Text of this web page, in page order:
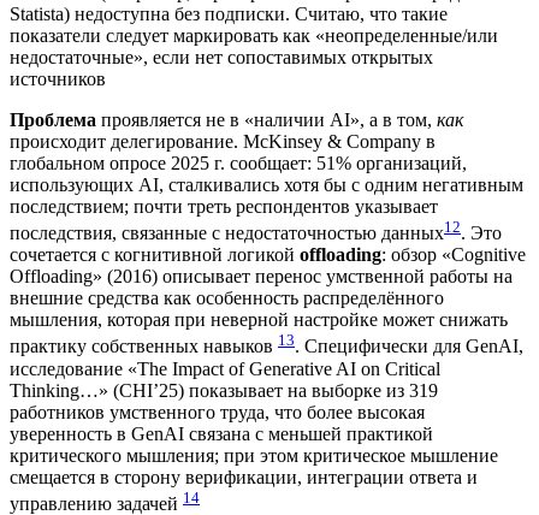
Statista) недоступна без подписки. Считаю, что такие
показатели следует маркировать как «неопределенные/или
недостаточные», если нет сопоставимых открытых
источников
Проблема проявляется не в «наличии AI», а в том, как
происходит делегирование. McKinsey & Company в
глобальном опросе 2025 г. сообщает: 51% организаций,
использующих AI, сталкивались хотя бы с одним негативным
последствием; почти треть респондентов указывает
последствия, связанные с недостаточностью данных12. Это
сочетается с когнитивной логикой offloading: обзор «Cognitive
Offloading» (2016) описывает перенос умственной работы на
внешние средства как особенность распределённого
мышления, которая при неверной настройке может снижать
практику собственных навыков 13. Специфически для GenAI,
исследование «The Impact of Generative AI on Critical
Thinking…» (CHI’25) показывает на выборке из 319
работников умственного труда, что более высокая
уверенность в GenAI связана с меньшей практикой
критического мышления; при этом критическое мышление
смещается в сторону верификации, интеграции ответа и
управлению задачей 14